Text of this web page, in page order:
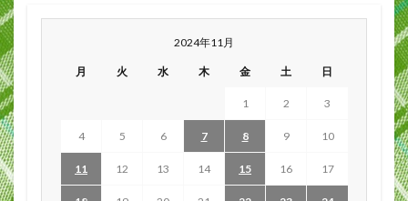
2024年11月
月 火 水 木 金 土 日
1 2 3
4 5 6 7 8 9 10
11 12 13 14 15 16 17